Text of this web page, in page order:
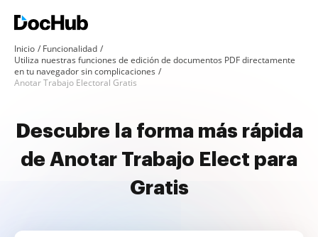
Inicio
Funcionalidad
Utiliza nuestras funciones de edición de documentos PDF directamente
en tu navegador sin complicaciones
Anotar Trabajo Electoral Gratis
Descubre la forma más rápida
de Anotar Trabajo Elect para
Gratis